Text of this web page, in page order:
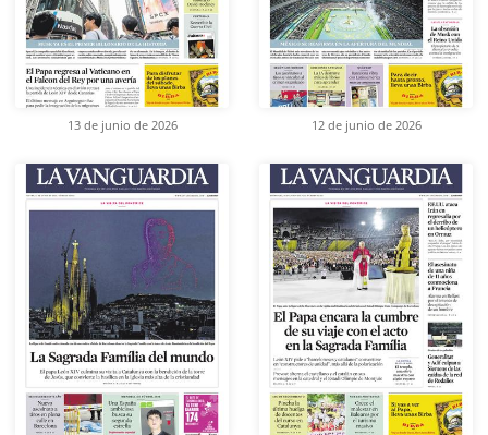
13 de junio de 2026 12 de junio de 2026